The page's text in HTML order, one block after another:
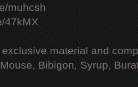
muhcsh
47kMX
material and
Bibigon, Syrup,